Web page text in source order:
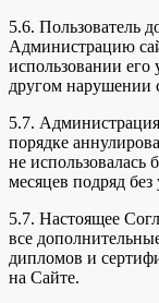
5.6. Пользователь
Администрацию
использовании
другом нарушении
5.7.
порядке
не использовалась
месяцев подряд
5.7. Настоящее
все
дипломов и
на Сайте.